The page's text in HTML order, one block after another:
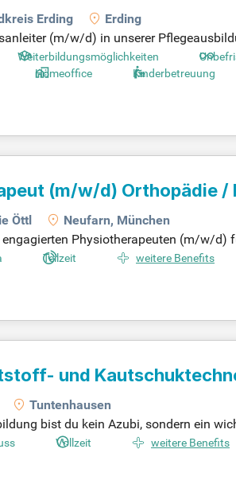
Erding
Erding
(m/w/d) in unserer
unserer Auszubildenden. Ihre
Gesundheitsförderung und
3-jährige Ausbildung als
Weiterbildungsmöglichkeiten
Homeoffice Kinderbetreuung
(m/w/d) Orthopädie /
Öttl
Neufarn, München
Physiotherapeuten (m/w/d)
von Patienten aus den Bereichen
und Teil eines zuverlässigen
Teilzeit weitere Benefits
und
Tuntenhausen
bist du kein Azubi, sondern ein
als Kunststoff- und
Fachkräfte, und dein Wissen wird
Vollzeit weitere Benefits